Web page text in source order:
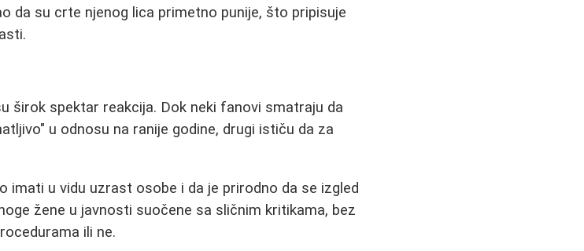
da su crte njenog lica primetno punije, što pripisuje
širok spektar reakcija. Dok neki fanovi smatraju da
u odnosu na ranije godine, drugi ističu da za
imati u vidu uzrast osobe i da je prirodno da se izgled
žene u javnosti suočene sa sličnim kritikama, bez
ili ne.